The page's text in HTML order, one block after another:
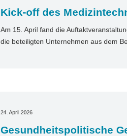
Kick-off des
Am 15. April fand die
die beteiligten Unternehmen aus dem
24. April 2026
Gesundheitspolitische